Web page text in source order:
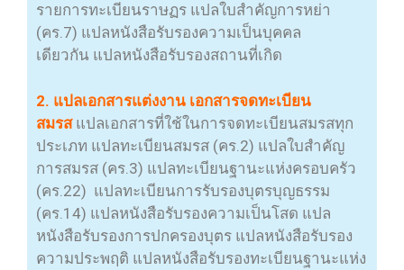
รายการทะเบียนราษฏร แปลใบสำคัญการหย่า
(คร.7) แปลหนังสือรับรองความเป็นบุคคล
เดียวกัน แปลหนังสือรับรองสถานที่เกิด
2. แปลเอกสารแต่งงาน เอกสารจดทะเบียน
สมรสแปลเอกสารที่ใช้ในการจดทะเบียนสมรสทุก
ประเภท แปลทะเบียนสมรส (คร.2) แปลใบสำคัญ
การสมรส (คร.3) แปลทะเบียนฐานะแห่งครอบครัว
(คร.22) แปลทะเบียนการรับรองบุตรบุญธรรม
(คร.14) แปลหนังสือรับรองความเป็นโสด แปล
หนังสือรับรองการปกครองบุตร แปลหนังสือรับรอง
ความประพฤติ แปลหนังสือรับรองทะเบียนฐานะแห่ง